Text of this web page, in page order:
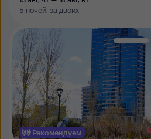
5 ночей, за двоих
Рекомендуем